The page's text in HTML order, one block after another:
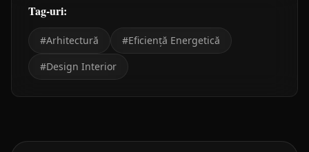
Tag-uri:
#Arhitectură #Eficiență Energetică
#Design Interior